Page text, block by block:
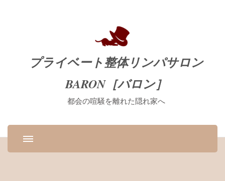
プライベート整体リンパサロン
BARON［バロン］
都会の喧騒を離れた隠れ家へ